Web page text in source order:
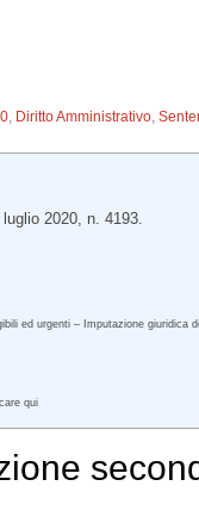
, Diritto Amministrativo,
2020, n. 4193.
ed urgenti – Imputazione giuridica
qui